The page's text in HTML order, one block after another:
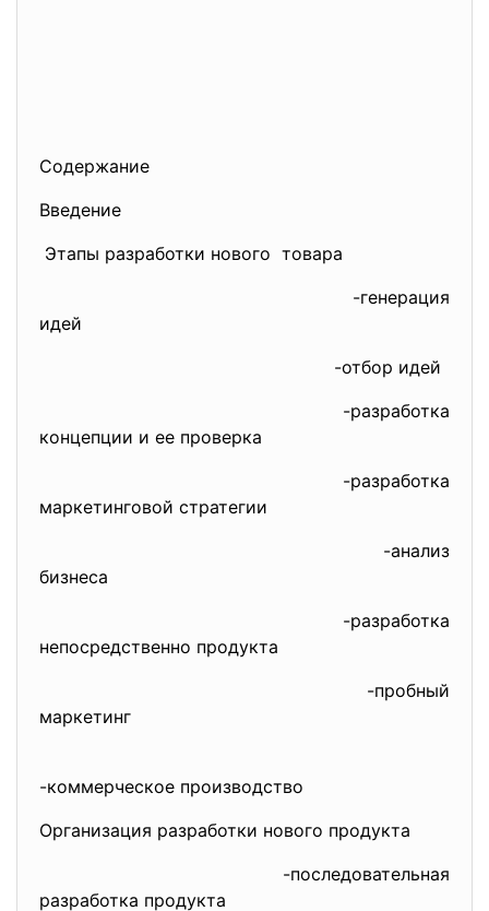
Содержание
Введение
Этапы разработки нового товара
-генерация
идей
-отбор идей
-разработка
концепции и ее проверка
-разработка
маркетинговой стратегии
-анализ
бизнеса
-разработка
непосредственно продукта
-пробный
маркетинг
-коммерческое производство
Организация разработки нового продукта
-последовательная
разработка продукта